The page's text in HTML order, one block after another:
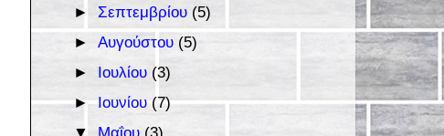
► Σεπτεμβρίου (5)
► Αυγούστου (5)
► Ιουλίου (3)
►Ιουνίου (7)
▼ Μαΐου (3)